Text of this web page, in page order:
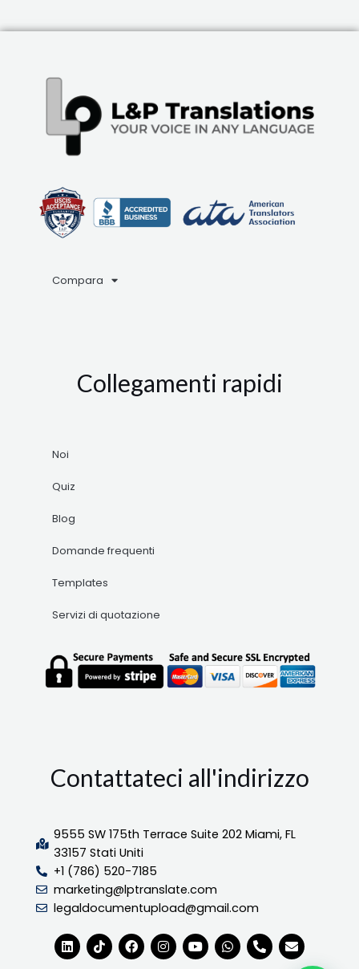
Compara
Collegamenti rapidi
Noi
Quiz
Blog
Domande frequenti
Templates
Servizi di quotazione
Contattateci all'indirizzo
9555 SW 175th Terrace Suite 202 Miami, FL
33157 Stati Uniti
+1 (786) 520-7185
marketing@lptranslate.com
legaldocumentupload@gmail.com
L
i
n
T
i
k
F
a
c
I
n
s
Y
o
u
W
h
a
T
e
l
B
u
s